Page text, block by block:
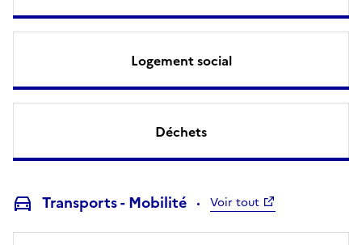
Logement social
Déchets
Transports - Mobilité Voir tout